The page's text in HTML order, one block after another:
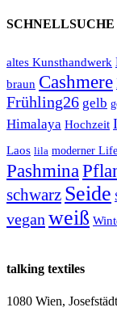
SCHNELLSUCHE
altes Kunsthandwerk
braun Cashmere
Frühling26 gelb
Himalaya Hochzeit
Laos lila moderner
Pashmina
schwarz Seide
vegan weiß
talking textiles
1080 Wien,